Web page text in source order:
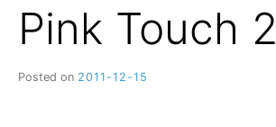
Pink Touch 2
Posted on 2011-12-15